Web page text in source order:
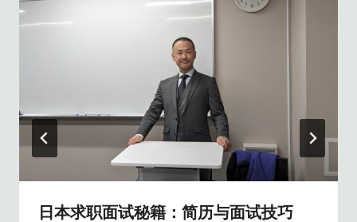
ョ
日本求职面试秘籍：简历与面试技巧